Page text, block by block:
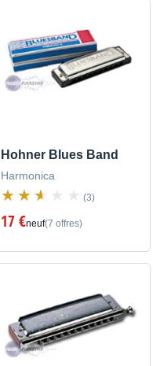
Hohner Blues Band
Harmonica
(3)
17 €neuf(7 offres)